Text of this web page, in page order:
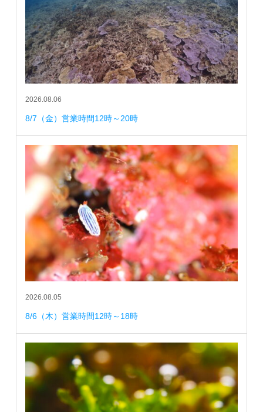
2026.08.06
8/7（金）営業時間12時～20時
2026.08.05
8/6（木）営業時間12時～18時